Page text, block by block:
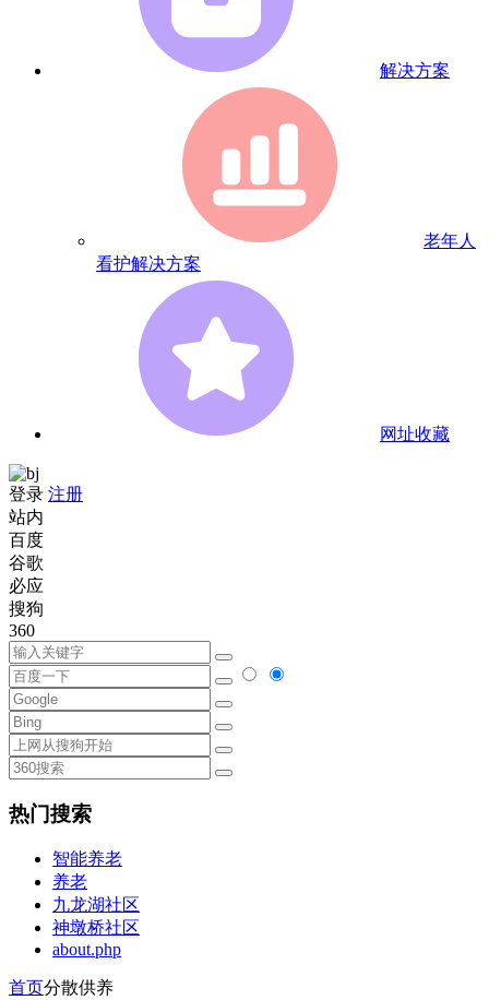
解决方案
老年人
看护解决方案
网址收藏
登录 注册
站内
百度
谷歌
必应
搜狗
360
热门搜索
智能养老
养老
九龙湖社区
神墩桥社区
about.php
首页分散供养